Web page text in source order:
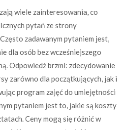
wiele zainteresowania, co
pytań ze strony
zadawanym pytaniem jest,
dla osób bez wcześniejszego
Odpowiedź brzmi: zdecydowanie
zarówno dla początkujących, jak i
program zajęć do umiejętności
pytaniem jest to, jakie są koszty
Ceny mogą się różnić w